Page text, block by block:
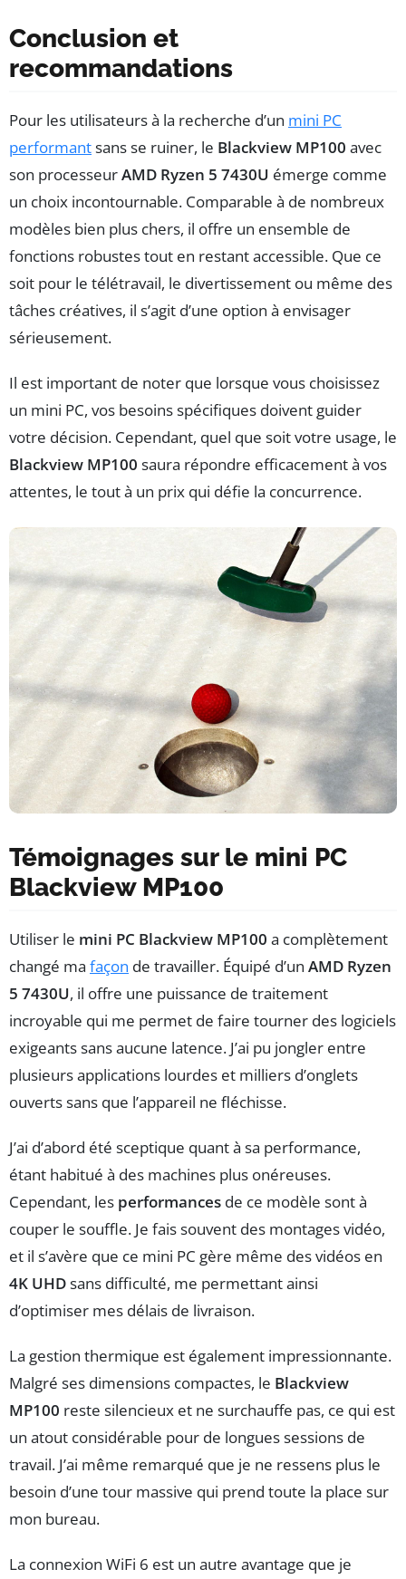
Conclusion et
recommandations
Pour les utilisateurs à la recherche d’un mini PC
performantsans se ruiner, le Blackview MP100 avec
son processeurAMD Ryzen 5 7430U émerge comme
un choix incontournable. Comparable à de nombreux
modèles bien plus chers, il offre un ensemble de
fonctions robustes tout en restant accessible. Que ce
soit pour le télétravail, le divertissement ou même des
tâches créatives, il s’agit d’une option à envisager
sérieusement.
Il est important de noter que lorsque vous choisissez
un mini PC, vos besoins spécifiques doivent guider
votre décision. Cependant, quel que soit votre usage, le
Blackview MP100 saura répondre efficacement à vos
attentes, le tout à un prix qui défie la concurrence.
Témoignages sur le mini PC
Blackview MP100
Utiliser le mini PC Blackview MP100 a complètement
changé ma façon de travailler. Équipé d’un AMD Ryzen
5 7430U, il offre une puissance de traitement
incroyable qui me permet de faire tourner des logiciels
exigeants sans aucune latence. J’ai pu jongler entre
plusieurs applications lourdes et milliers d’onglets
ouverts sans que l’appareil ne fléchisse.
J’ai d’abord été sceptique quant à sa performance,
étant habitué à des machines plus onéreuses.
Cependant, les performances de ce modèle sont à
couper le souffle. Je fais souvent des montages vidéo,
et il s’avère que ce mini PC gère même des vidéos en
4K UHDsans difficulté, me permettant ainsi
d’optimiser mes délais de livraison.
La gestion thermique est également impressionnante.
Malgré ses dimensions compactes, le Blackview
MP100 reste silencieux et ne surchauffe pas, ce qui est
un atout considérable pour de longues sessions de
travail. J’ai même remarqué que je ne ressens plus le
besoin d’une tour massive qui prend toute la place sur
mon bureau.
La connexion WiFi 6 est un autre avantage que je